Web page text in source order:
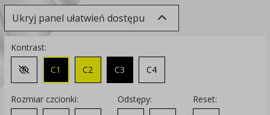
Ukryj panel ułatwień dostępu
Kontrast:
Zmień kontrast na domyślny
C1 C2 C3 C4
Rozmiar czcionki:
Odstępy: Reset: